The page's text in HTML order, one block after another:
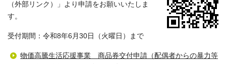
（外部リンク）」より申請をお願いいたしま
す。
受付期間：令和8年6月30日（火曜日）まで
物価高騰生活応援事業 商品券交付申請（配偶者からの暴力等